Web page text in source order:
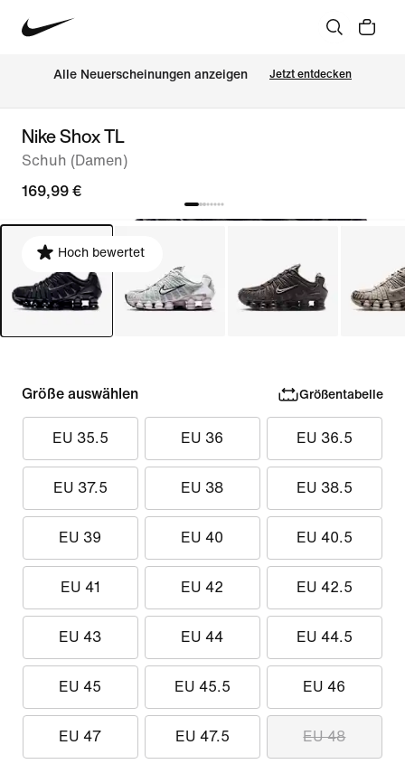
Alle Neuerscheinungen anzeigen Jetzt entdecken
Nike Shox TL
Schuh (Damen)
169,99 €
Hoch bewertet
Größe auswählen Größentabelle
EU 35.5 EU 36 EU 36.5
EU 37.5 EU 38 EU 38.5
EU 39 EU 40 EU 40.5
EU 41 EU 42 EU 42.5
EU 43 EU 44 EU 44.5
EU 45 EU 45.5 EU 46
EU 47 EU 47.5 EU 48